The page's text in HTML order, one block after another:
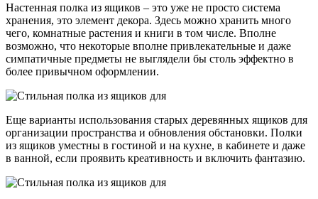
Настенная полка из ящиков – это уже не просто система
хранения, это элемент декора. Здесь можно хранить много
чего, комнатные растения и книги в том числе. Вполне
возможно, что некоторые вполне привлекательные и даже
симпатичные предметы не выглядели бы столь эффектно в
более привычном оформлении.
Еще варианты использования старых деревянных ящиков для
организации пространства и обновления обстановки. Полки
из ящиков уместны в гостиной и на кухне, в кабинете и даже
в ванной, если проявить креативность и включить фантазию.